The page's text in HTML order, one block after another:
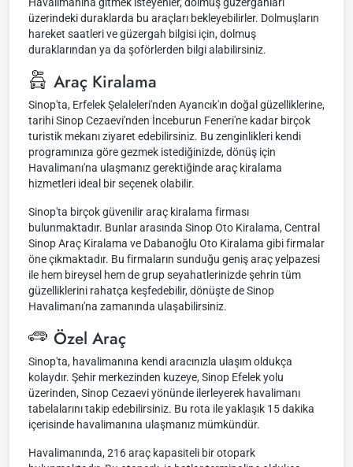
üzerindeki duraklarda bu araçları bekleyebilirler. Dolmuşların
hareket saatleri ve güzergah bilgisi için, dolmuş
duraklarından ya da şoförlerden bilgi alabilirsiniz.
Araç Kiralama
Sinop'ta, Erfelek Şelaleleri'nden Ayancık'ın doğal güzelliklerine,
tarihi Sinop Cezaevi'nden İnceburun Feneri'ne kadar birçok
turistik mekanı ziyaret edebilirsiniz. Bu zenginlikleri kendi
programınıza göre gezmek istediğinizde, dönüş için
Havalimanı'na ulaşmanız gerektiğinde araç kiralama
hizmetleri ideal bir seçenek olabilir.
Sinop'ta birçok güvenilir araç kiralama firması
bulunmaktadır. Bunlar arasında Sinop Oto Kiralama, Central
Sinop Araç Kiralama ve Dabanoğlu Oto Kiralama gibi firmalar
öne çıkmaktadır. Bu firmaların sunduğu geniş araç yelpazesi
ile hem bireysel hem de grup seyahatlerinizde şehrin tüm
güzelliklerini rahatça keşfedebilir, dönüşte de Sinop
Havalimanı'na zamanında ulaşabilirsiniz.
Özel Araç
Sinop'ta, havalimanına kendi aracınızla ulaşım oldukça
kolaydır. Şehir merkezinden kuzeye, Sinop Efelek yolu
üzerinden, Sinop Cezaevi yönünde ilerleyerek havalimanı
tabelalarını takip edebilirsiniz. Bu rota ile yaklaşık 15 dakika
içerisinde havalimanına ulaşmanız mümkündür.
Havalimanında, 216 araç kapasiteli bir otopark